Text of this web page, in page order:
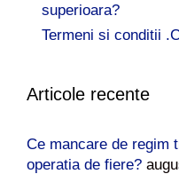
superioara?
Termeni si conditii
Articole recente
Ce mancare de regim
operatia de fiere?